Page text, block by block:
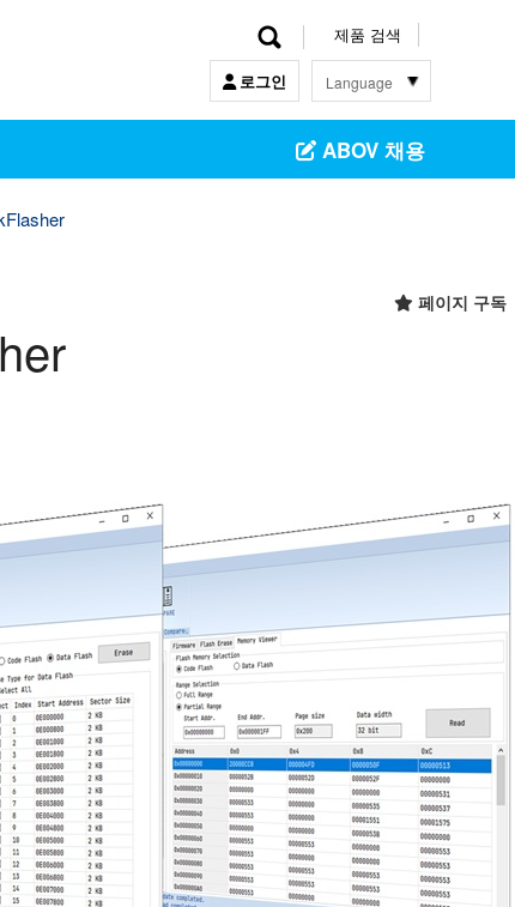
제품 검색
로그인 Language
한 글
English
中文
ABOV 채용
페이지 구독